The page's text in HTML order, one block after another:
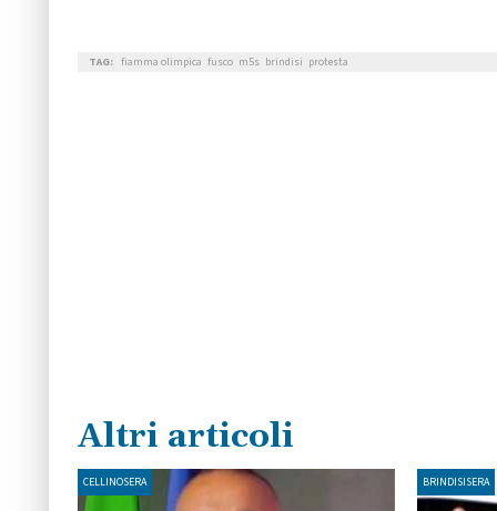
TAG: fiamma olimpica fusco m5s brindisi protesta
Altri articoli
CELLINOSERA BRINDISISERA